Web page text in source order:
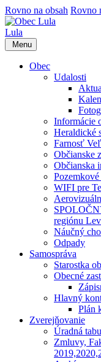
Rovno na obsah Rovno
Lula
Menu
Obec
Udalosti
Informácie
Heraldické
Farnosť
Občianske
Občianska
WIFI pre
regiónu
Náučný
Odpady
Samospráva
Starostka
Obecné
Hlavný
Plán
Zverejňovanie
Úradná
Zmluvy,